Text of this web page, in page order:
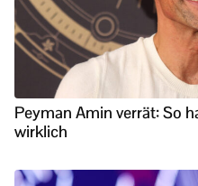
Peyman Amin verrät: So
wirklich